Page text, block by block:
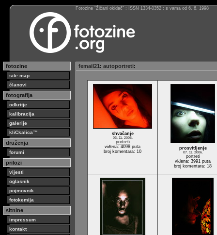
Fotozine “Žičani okidač” : ISSN 1334-0352 : s vama od 6. 6. 1998
fotozine
site map
članovi
fotografija
odkritje
kalibracija
galerije
kliCkalica™
druženja
forumi
prilozi
vijesti
oglasnik
pojmovnik
fotokemija
sitnine
impressum
kontakt
femail21 : autoportreti:
shvačanje
03. 11. 2006.
portreti
viđena: 4098 puta
broj komentara: 10
prosvitljenje
07. 11. 2006.
portreti
viđena: 3991 puta
broj komentara: 18